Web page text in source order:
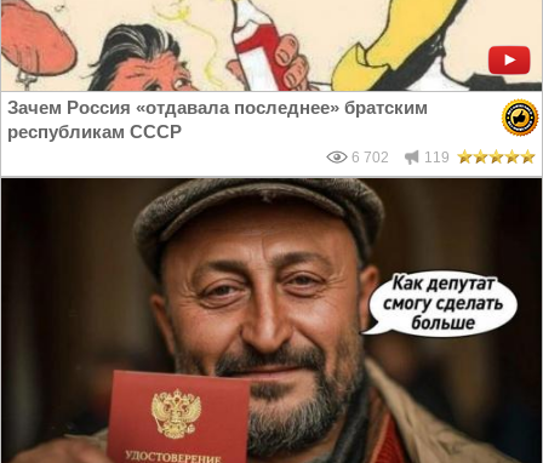
Зачем Россия «отдавала последнее» братским
республикам СССР
6 702 119